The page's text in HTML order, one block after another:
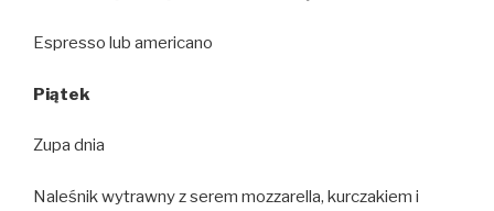
Espresso lub americano
Piątek
Zupa dnia
Naleśnik wytrawny z serem mozzarella, kurczakiem i